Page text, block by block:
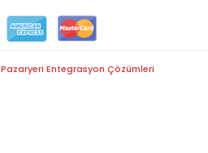
Entegrasyon Çözümleri